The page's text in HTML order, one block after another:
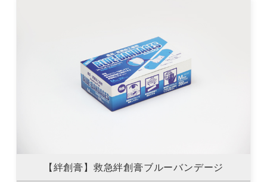
【絆創膏】救急絆創膏ブルーバンデージ